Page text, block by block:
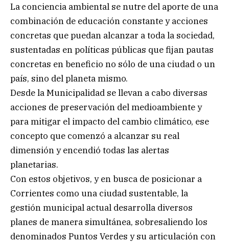
La conciencia ambiental se nutre del aporte de una
combinación de educación constante y acciones
concretas que puedan alcanzar a toda la sociedad,
sustentadas en políticas públicas que fijan pautas
concretas en beneficio no sólo de una ciudad o un
país, sino del planeta mismo.
Desde la Municipalidad se llevan a cabo diversas
acciones de preservación del medioambiente y
para mitigar el impacto del cambio climático, ese
concepto que comenzó a alcanzar su real
dimensión y encendió todas las alertas
planetarias.
Con estos objetivos, y en busca de posicionar a
Corrientes como una ciudad sustentable, la
gestión municipal actual desarrolla diversos
planes de manera simultánea, sobresaliendo los
denominados Puntos Verdes y su articulación con